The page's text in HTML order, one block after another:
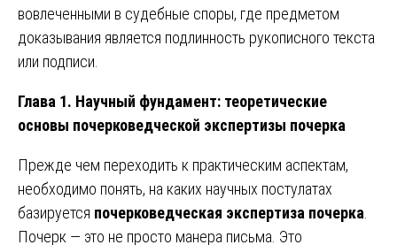
вовлеченными в судебные споры, где предметом
доказывания является подлинность рукописного текста
или подписи.
Глава 1. Научный фундамент: теоретические
основы почерковедческой экспертизы почерка
Прежде чем переходить к практическим аспектам,
необходимо понять, на каких научных постулатах
базируется почерковедческая экспертиза почерка
Почерк — это не просто манера письма. Это